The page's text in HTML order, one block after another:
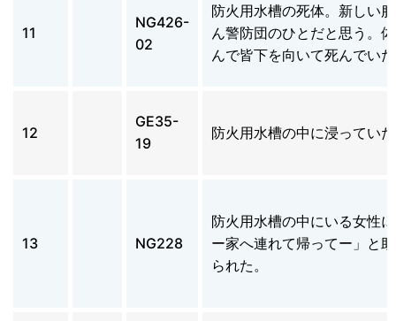
11
NG426-
02
防火用水槽の死体。新しい
ん警防団のひとだと思う。
んで皆下を向いて死んでい
12
GE35-
19
防火用水槽の中に浸ってい
13 NG228
防火用水槽の中にいる女性
ー家へ連れて帰ってー」と
られた。